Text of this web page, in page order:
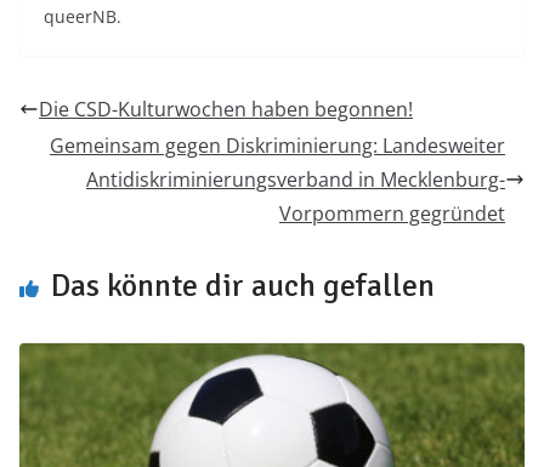
queerNB.
Die CSD-Kulturwochen haben begonnen!
Gemeinsam gegen Diskriminierung: Landesweiter
Antidiskriminierungsverband in Mecklenburg-
Vorpommern gegründet
Das könnte dir auch gefallen